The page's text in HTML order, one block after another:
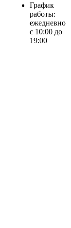
График
работы:
ежедневно
с 10:00 до
19:00